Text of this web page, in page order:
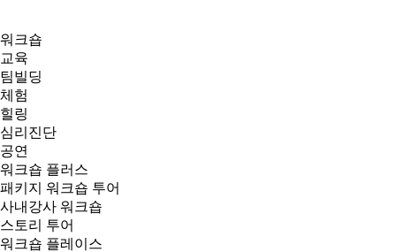
워크숍
교육
팀빌딩
체험
힐링
심리진단
공연
워크숍 플러스
패키지 워크숍 투어
사내강사 워크숍
스토리 투어
워크숍 플레이스